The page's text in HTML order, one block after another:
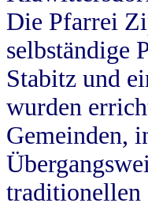
Die Pfarrei
selbständige
Stabitz und
wurden
Gemeinden,
traditionellen